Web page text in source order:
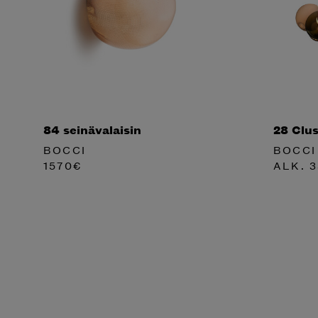
84 seinävalaisin
BOCCI
1570€
28
BOCCI
ALK.